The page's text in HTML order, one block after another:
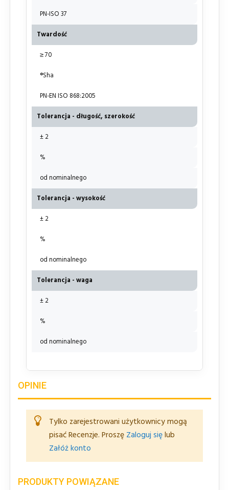
PN-ISO 37
Twardość
≥ 70
°Sha
PN-EN ISO 868:2005
Tolerancja - długość, szerokość
± 2
%
od nominalnego
Tolerancja - wysokość
± 2
%
od nominalnego
Tolerancja - waga
± 2
%
od nominalnego
OPINIE
Tylko zarejestrowani użytkownicy mogą
pisać Recenzje. Proszę Zaloguj sięlub
Załóż konto
PRODUKTY POWIĄZANE